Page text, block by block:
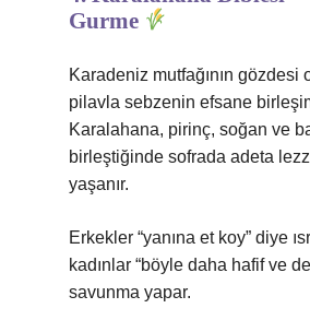
Gurme
Karadeniz mutfağının gözdesi
pilavla sebzenin efsane
Karalahana, pirinç, soğan ve
birleştiğinde sofrada adeta
yaşanır.
Erkekler “yanına et koy” diye
kadınlar “böyle daha hafif ve
savunma yapar.